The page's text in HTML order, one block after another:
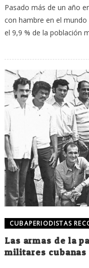
Pasado más de un año
con hambre en el
el 9,9 % de la población
CUBAPERIODISTAS
Las armas de la
militares cubanas